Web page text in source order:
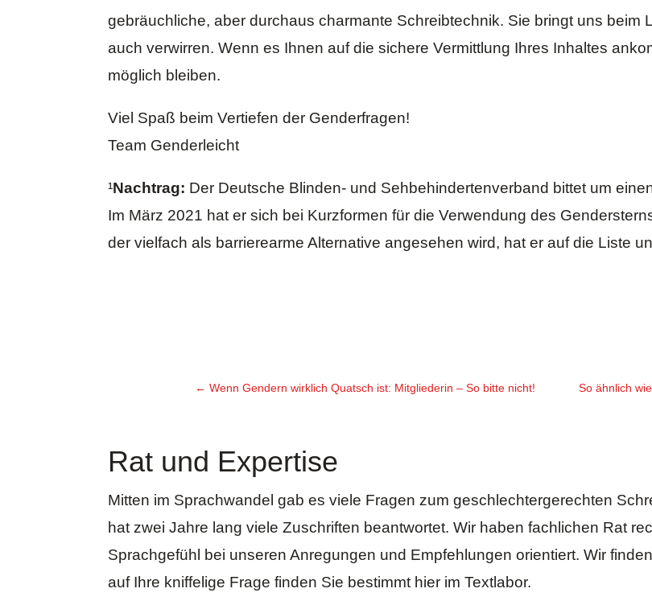
gebräuchliche, aber durchaus charmante Schreibtechnik. Sie bringt uns beim
auch verwirren. Wenn es Ihnen auf die sichere Vermittlung Ihres Inhaltes
möglich bleiben.
Viel Spaß beim Vertiefen der Genderfragen!
Team Genderleicht
¹Nachtrag: Der Deutsche Blinden- und Sehbehindertenverband bittet um
Im März 2021 hat er sich bei Kurzformen für die Verwendung des
der vielfach als barrierearme Alternative angesehen wird, hat er auf die Liste
← Wenn Gendern wirklich Quatsch ist: Mitgliederin – So bitte nicht! So ähnlich
Rat und Expertise
Mitten im Sprachwandel gab es viele Fragen zum geschlechtergerechten
hat zwei Jahre lang viele Zuschriften beantwortet. Wir haben fachlichen Rat
Sprachgefühl bei unseren Anregungen und Empfehlungen orientiert. Wir
auf Ihre kniffelige Frage finden Sie bestimmt hier im Textlabor.